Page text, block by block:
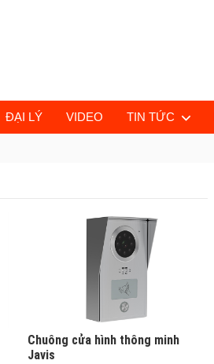
ĐẠI LÝ VIDEO TIN TỨC
Chuông cửa hình thông minh
Javis